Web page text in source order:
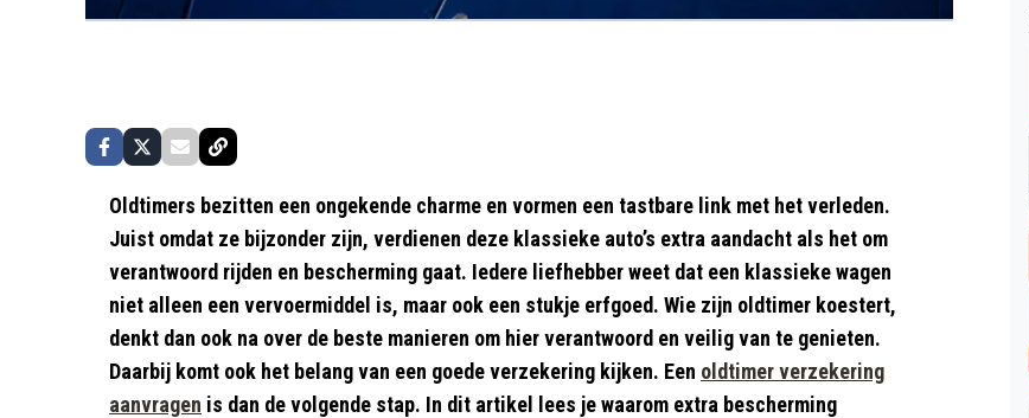
Oldtimers bezitten een ongekende charme en vormen een tastbare link met het verleden.
Juist omdat ze bijzonder zijn, verdienen deze klassieke auto’s extra aandacht als het om
verantwoord rijden en bescherming gaat. Iedere liefhebber weet dat een klassieke wagen
niet alleen een vervoermiddel is, maar ook een stukje erfgoed. Wie zijn oldtimer koestert,
denkt dan ook na over de beste manieren om hier verantwoord en veilig van te genieten.
Daarbij komt ook het belang van een goede verzekering kijken. Een oldtimer verzekering
aanvragen is dan de volgende stap. In dit artikel lees je waarom extra bescherming